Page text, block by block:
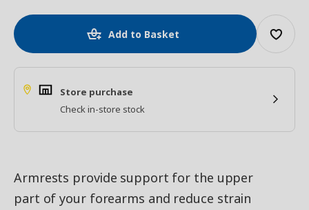
Add to Basket
Store purchase
Check in-store stock
Armrests provide support for the upper
part of your forearms and reduce strain